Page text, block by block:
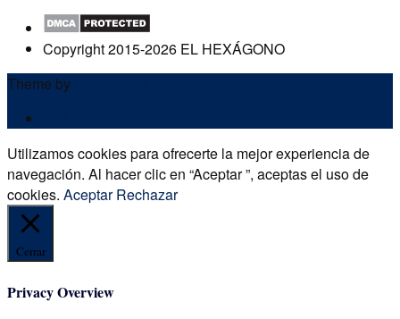
Copyright 2015-2026 EL HEXÁGONO
Theme by
Utilizamos cookies para ofrecerte la mejor experiencia de
navegación. Al hacer clic en “Aceptar ”, aceptas el uso de
cookies. Aceptar Rechazar
Cerrar
Privacy Overview